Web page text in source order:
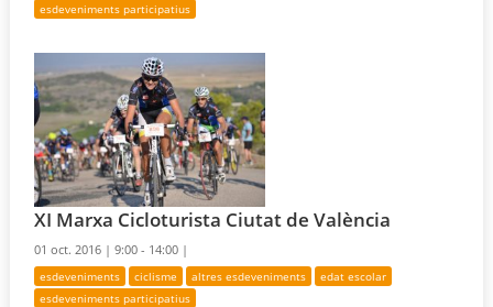
esdeveniments participatius
XI Marxa Cicloturista Ciutat de València
01 oct. 2016 |9:00 - 14:00 |
esdeveniments ciclisme altres esdeveniments
edat escolar
esdeveniments participatius